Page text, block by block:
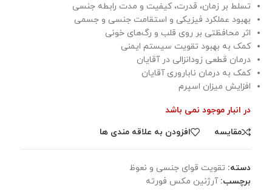
تسلط بر زمان، قدرت، کیفیت و مدت رابطه جنسی
بهبود عملکرد فیزیکی و استقامت جنسی و جسمی
اثر محافظتی بر روی قلب و رگ‌های خونی
کمک به بهبود تقویت سیستم ایمنی
درمان قطعی زودانزالی در آقایان
کمک به درمان ناباروری آقایان
افزایش میزان اسپرم
در انبار موجود نمی باشد
مقایسه
افزودن به علاقه مندی ها
دسته: تقویت قوای جنسی و نعوظ
برچسب: آرژنین مکس فورته